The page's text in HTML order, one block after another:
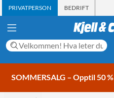
PRIVATPERSON BEDRIFT
SOMMERSALG – Opptil 50 %